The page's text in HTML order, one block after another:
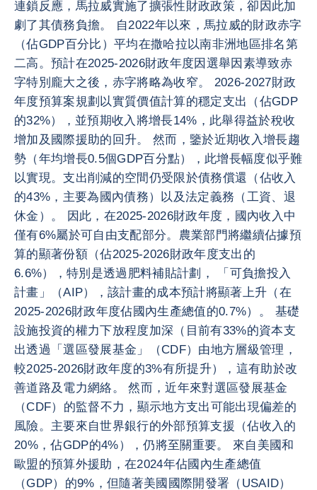
連鎖反應，馬拉威實施了擴張性財政政策，卻因此加
劇了其債務負擔。 自2022年以來，馬拉威的財政赤字
（佔GDP百分比）平均在撒哈拉以南非洲地區排名第
二高。預計在2025-2026財政年度因選舉因素導致赤
字特別龐大之後，赤字將略為收窄。 2026-2027財政
年度預算案規劃以實質價值計算的穩定支出（佔GDP
的32%），並預期收入將增長14%，此舉得益於稅收
增加及國際援助的回升。 然而，鑒於近期收入增長趨
勢（年均增長0.5個GDP百分點），此增長幅度似乎難
以實現。支出削減的空間仍受限於債務償還（佔收入
的43%，主要為國內債務）以及法定義務（工資、退
休金）。 因此，在2025-2026財政年度，國內收入中
僅有6%屬於可自由支配部分。農業部門將繼續佔據預
算的顯著份額（佔2025-2026財政年度支出的
6.6%），特別是透過肥料補貼計劃， 「可負擔投入
計畫」（AIP），該計畫的成本預計將顯著上升（在
2025-2026財政年度佔國內生產總值的0.7%）。 基礎
設施投資的權力下放程度加深（目前有33%的資本支
出透過「選區發展基金」（CDF）由地方層級管理，
較2025-2026財政年度的3%有所提升），這有助於改
善道路及電力網絡。 然而，近年來對選區發展基金
（CDF）的監督不力，顯示地方支出可能出現偏差的
風險。主要來自世界銀行的外部預算支援（佔收入的
20%，佔GDP的4%），仍將至關重要。 來自美國和
歐盟的預算外援助，在2024年佔國內生產總值
（GDP）的9%，但隨著美國國際開發署（USAID）